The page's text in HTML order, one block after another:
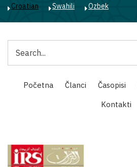
Croatian
Swahili Ozbek
Main
navigation
Početna Članci Časopisi
Kontakti